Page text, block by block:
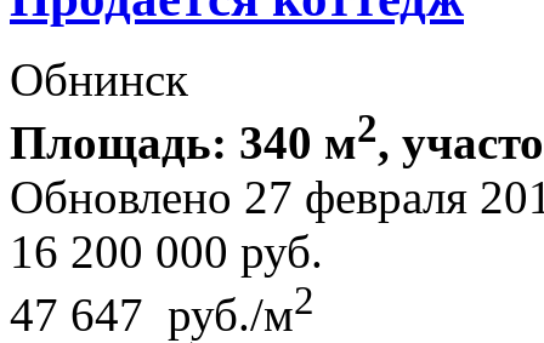
Обнинск
Площадь: 340 м2,
Обновлено 27 февраля
16 200 000 руб.
47 647 руб./м2